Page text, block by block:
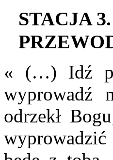
STACJA
« (…) Idź
wyprowadź
odrzekł